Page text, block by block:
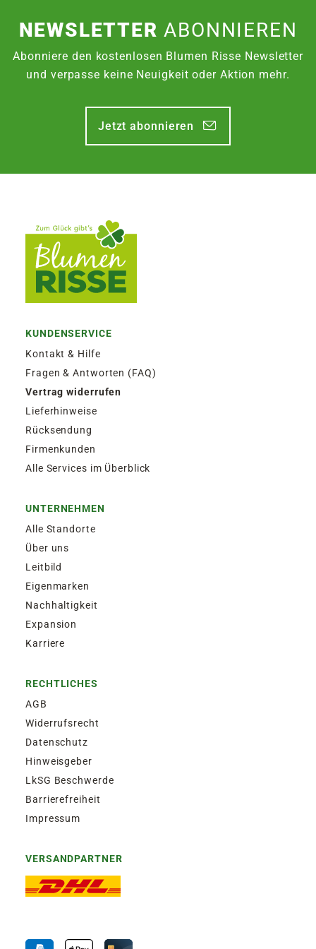
NEWSLETTERABONNIEREN
Abonniere den kostenlosen Blumen Risse Newsletter
und verpasse keine Neuigkeit oder Aktion mehr.
Jetzt abonnieren
KUNDENSERVICE
Kontakt & Hilfe
Fragen & Antworten (FAQ)
Vertrag widerrufen
Lieferhinweise
Rücksendung
Firmenkunden
Alle Services im Überblick
UNTERNEHMEN
Alle Standorte
Über uns
Leitbild
Eigenmarken
Nachhaltigkeit
Expansion
Karriere
RECHTLICHES
AGB
Widerrufsrecht
Datenschutz
Hinweisgeber
LkSG Beschwerde
Barrierefreiheit
Impressum
VERSANDPARTNER